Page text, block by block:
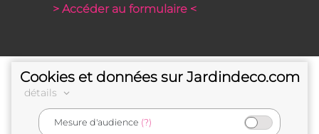
> Accéder au formulaire <
Cookies et données sur Jardindeco.com
détails
Mesure d'audience (?)